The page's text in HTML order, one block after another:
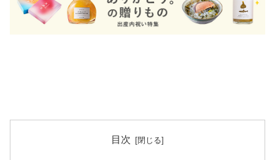
目次